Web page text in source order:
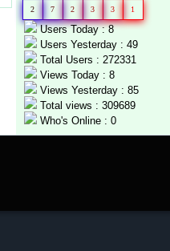
2 7 2 3 3 1
Users Today : 8
Users Yesterday : 49
Total Users : 272331
Views Today : 8
Views Yesterday : 85
Total views : 309689
Who's Online : 0